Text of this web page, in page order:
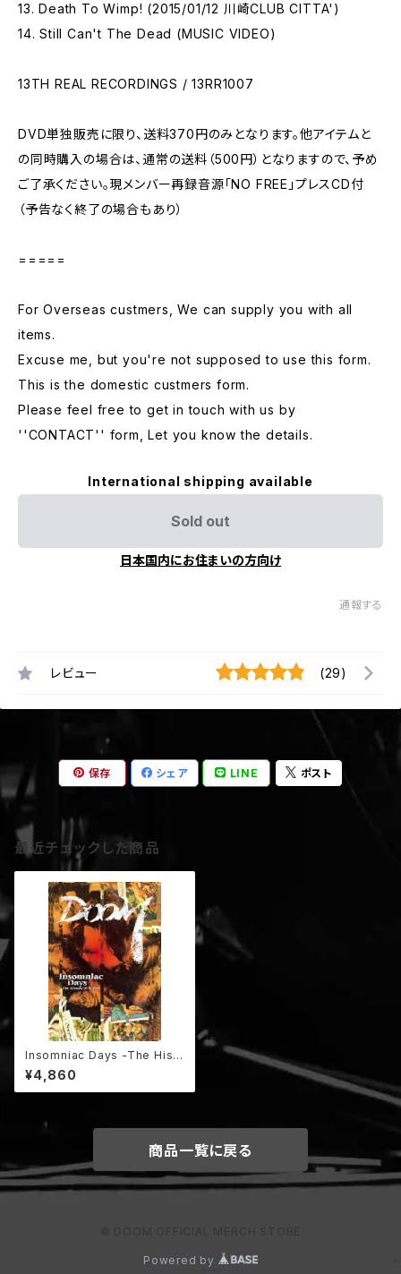
13. Death To Wimp! (2015/01/12 川崎CLUB CITTA')
14. Still Can't The Dead (MUSIC VIDEO)
13TH REAL RECORDINGS / 13RR1007
DVD単独販売に限り、送料370円のみとなります。他アイテムと
の同時購入の場合は、通常の送料（500円）となりますので、予め
ご了承ください。現メンバー再録音源「NO FREE」プレスCD付
（予告なく終了の場合もあり）
=====
For Overseas custmers, We can supply you with all
items.
Excuse me, but you're not supposed to use this form.
This is the domestic custmers form.
Please feel free to get in touch with us by
''CONTACT'' form, Let you know the details.
International shipping available
Sold out
日本国内にお住まいの方向け
通報する
レビュー (29)
保存 シェア LINE ポスト
最近チェックした商品
Insomniac Days -The Hist
ory of DOOM- / DVD
¥4,860
商品一覧に戻る
Powered by